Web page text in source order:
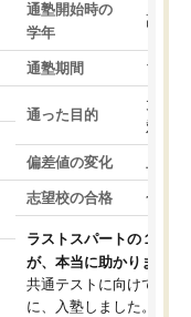
通塾開始時の
学年
高3
通塾期間 1～3
通った目的
大学
対策
偏差値の変化 上が
志望校の合格 合格
ラストスパートの１か月
が、本当に助かりました
共通テストに向けての追
に、入塾しました。田舎